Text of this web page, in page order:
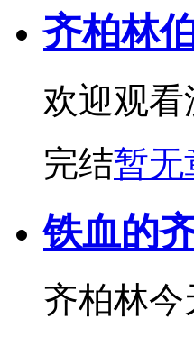
齐柏林
欢迎观
完结暂无
铁血的
齐柏林